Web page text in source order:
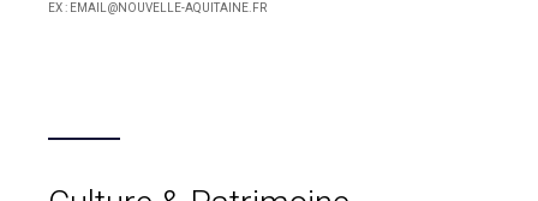
EX : EMAIL@NOUVELLE-AQUITAINE.FR